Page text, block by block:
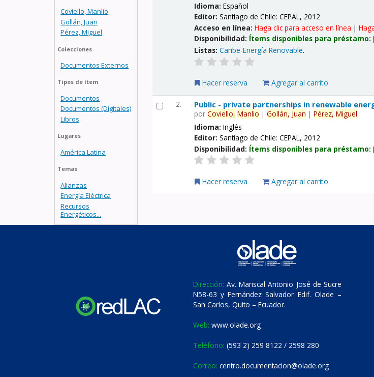
Coviello, Manlio
Gollán, Juan
Pérez, Miguel
Colecciones
Documentos Externos
Tipos de ítem
Documentos
Documentos (Digitales)
Libros
Lugares
América Latina
Temas
Alianzas
Energía Eléctrica
Recursos
Energéticos...
Idioma:Español
Editor:Santiago de Chile: CEPAL, 2012
Acceso en línea:Haga clic para acceso en línea |
Disponibilidad: Ítems disponibles para préstamo:
Listas: Caribe-Energía Renovable.
Hacer reserva Agregar al carrito
2. Public - private partnerships in renewable
porCoviello, Manlio |Gollán, Juan |Pérez, Miguel.
Idioma:Inglés
Editor:Santiago de Chile: CEPAL, 2012
Disponibilidad: Ítems disponibles para préstamo:
Hacer reserva Agregar al carrito
Dirección: Av. Mariscal Antonio José de Sucre
N58-63 y Fernández Salvador Edif. Olade –
San Carlos, Quito – Ecuador.
Web: www.olade.org
Teléfono: (593 2) 259 8122 / 2598 280
Correo: centro.documentacion@olade.org